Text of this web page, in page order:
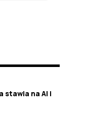
stawia na AI i